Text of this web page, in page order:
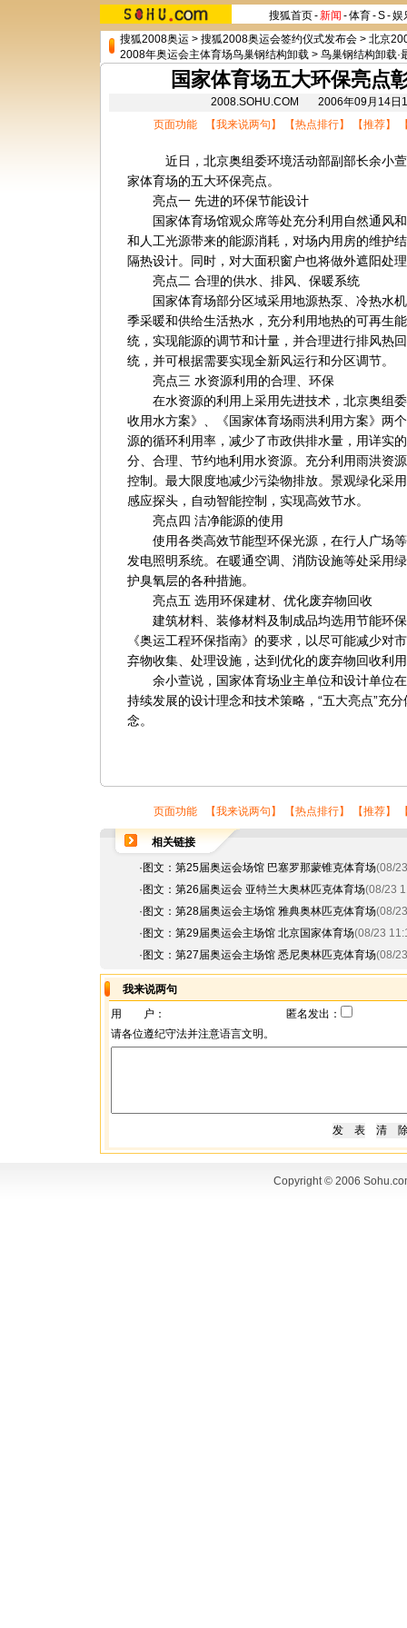
搜狐首页-新闻 -体育-S-娱
搜狐2008奥运 > 搜狐2008奥运会签约仪式发布会 > 北京
2008年奥运会主体育场鸟巢钢结构卸载 > 鸟巢钢结构卸载·
国家体育场五大环保亮点
2008.SOHU.COM 2006年09月14
页面功能 【我来说两句 】 【热点排行】 【推荐】
近日，北京奥组委环境活动部副部长余小萱
家体育场的五大环保亮点。
亮点一 先进的环保节能设计
国家体育场馆观众席等处充分利用自然通风和
和人工光源带来的能源消耗，对场内用房的维护
隔热设计。同时，对大面积窗户也将做外遮阳处
亮点二 合理的供水、排风、保暖系统
国家体育场部分区域采用地源热泵、冷热水机
季采暖和供给生活热水，充分利用地热的可再生
统，实现能源的调节和计量，并合理进行排风热
统，并可根据需要实现全新风运行和分区调节。
亮点三 水资源利用的合理、环保
在水资源的利用上采用先进技术，北京奥组委
收用水方案》、《国家体育场雨洪利用方案》两
源的循环利用率，减少了市政供排水量，用详实
分、合理、节约地利用水资源。充分利用雨洪资
控制。最大限度地减少污染物排放。景观绿化采
感应探头，自动智能控制，实现高效节水。
亮点四 洁净能源的使用
使用各类高效节能型环保光源，在行人广场等
发电照明系统。在暖通空调、消防设施等处采用
护臭氧层的各种措施。
亮点五 选用环保建材、优化废弃物回收
建筑材料、装修材料及制成品均选用节能环保
《奥运工程环保指南》的要求，以尽可能减少对
弃物收集、处理设施，达到优化的废弃物回收利
余小萱说，国家体育场业主单位和设计单位在
持续发展的设计理念和技术策略，“五大亮点”充
念。
页面功能 【我来说两句 】 【热点排行】 【推荐】
相关链接
· 图文：第25届奥运会场馆 巴塞罗那蒙锥克体育场(08/
· 图文：第26届奥运会 亚特兰大奥林匹克体育场(08/23
· 图文：第28届奥运会主场馆 雅典奥林匹克体育场(08/
· 图文：第29届奥运会主场馆 北京国家体育场(08/23
· 图文：第27届奥运会主场馆 悉尼奥林匹克体育场(08/
我来说两句
用 户：
匿名发出：
请各位遵纪守法并注意语言文明。
Copyright © 2006